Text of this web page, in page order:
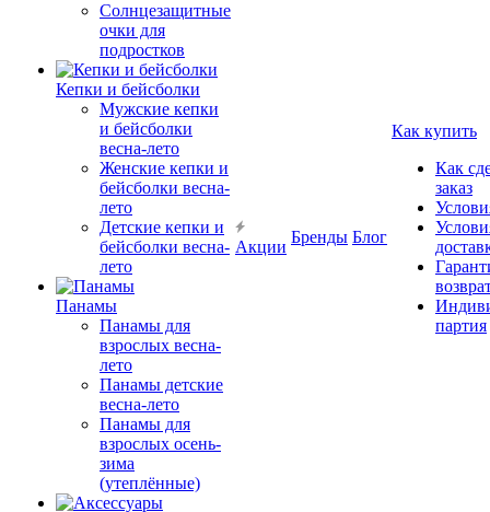
Солнцезащитные
очки для
подростков
Кепки и бейсболки
Мужские кепки
и бейсболки
весна-лето
Женские кепки и
бейсболки весна-
лето
Детские кепки и
бейсболки весна-
лето
Панамы
Панамы для
взрослых весна-
лето
Панамы детские
весна-лето
Панамы для
взрослых осень-
зима
(утеплённые)
Акции
Бренды Блог
Как купить
Как
заказ
партия